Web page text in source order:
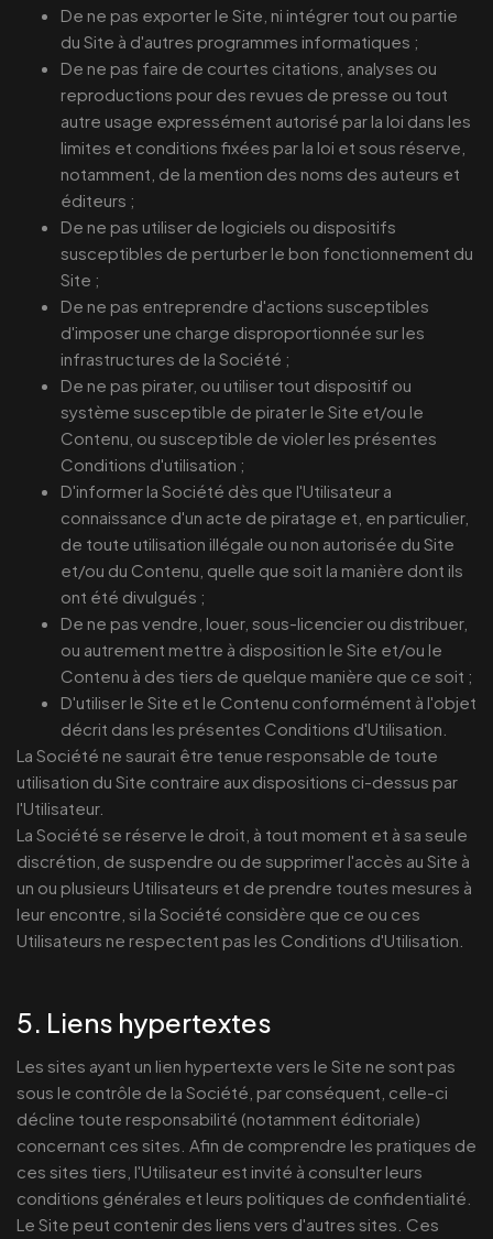
De ne pas exporter le Site, ni intégrer tout ou partie
du Site à d'autres programmes informatiques ;
De ne pas faire de courtes citations, analyses ou
reproductions pour des revues de presse ou tout
autre usage expressément autorisé par la loi dans les
limites et conditions fixées par la loi et sous réserve,
notamment, de la mention des noms des auteurs et
éditeurs ;
De ne pas utiliser de logiciels ou dispositifs
susceptibles de perturber le bon fonctionnement du
Site ;
De ne pas entreprendre d'actions susceptibles
d'imposer une charge disproportionnée sur les
infrastructures de la Société ;
De ne pas pirater, ou utiliser tout dispositif ou
système susceptible de pirater le Site et/ou le
Contenu, ou susceptible de violer les présentes
Conditions d'utilisation ;
D'informer la Société dès que l'Utilisateur a
connaissance d'un acte de piratage et, en particulier,
de toute utilisation illégale ou non autorisée du Site
et/ou du Contenu, quelle que soit la manière dont ils
ont été divulgués ;
De ne pas vendre, louer, sous-licencier ou distribuer,
ou autrement mettre à disposition le Site et/ou le
Contenu à des tiers de quelque manière que ce soit ;
D'utiliser le Site et le Contenu conformément à l'objet
décrit dans les présentes Conditions d'Utilisation.
La Société ne saurait être tenue responsable de toute
utilisation du Site contraire aux dispositions ci-dessus par
l'Utilisateur.
La Société se réserve le droit, à tout moment et à sa seule
discrétion, de suspendre ou de supprimer l'accès au Site à
un ou plusieurs Utilisateurs et de prendre toutes mesures à
leur encontre, si la Société considère que ce ou ces
Utilisateurs ne respectent pas les Conditions d'Utilisation.
5. Liens hypertextes
Les sites ayant un lien hypertexte vers le Site ne sont pas
sous le contrôle de la Société, par conséquent, celle-ci
décline toute responsabilité (notamment éditoriale)
concernant ces sites. Afin de comprendre les pratiques de
ces sites tiers, l'Utilisateur est invité à consulter leurs
conditions générales et leurs politiques de confidentialité.
Le Site peut contenir des liens vers d'autres sites. Ces